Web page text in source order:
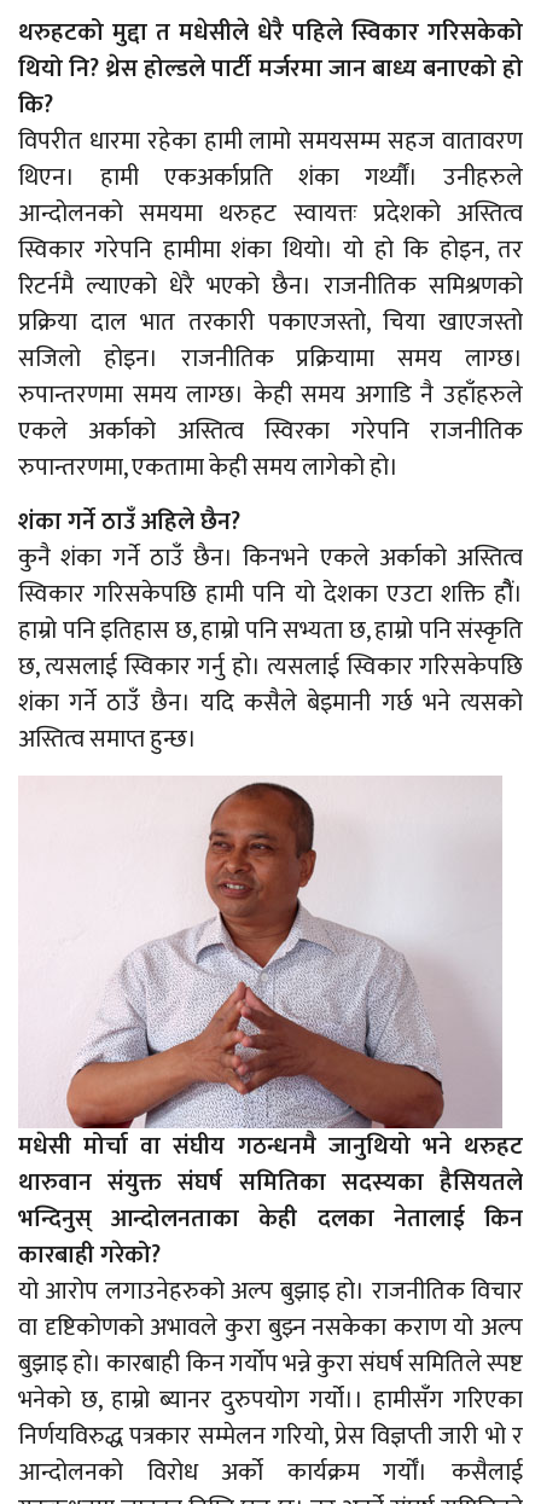
थरुहटको मुद्दा त मधेसीले धेरै पहिले स्विकार गरिसकेको
थियो नि? थ्रेस होल्डले पार्टी मर्जरमा जान बाध्य बनाएको हो
कि?
विपरीत धारमा रहेका हामी लामो समयसम्म सहज वातावरण
थिएन। हामी एकअर्काप्रति शंका गर्थ्यौं। उनीहरुले
आन्दोलनको समयमा थरुहट स्वायत्तः प्रदेशको अस्तित्व
स्विकार गरेपनि हामीमा शंका थियो। यो हो कि होइन, तर
रिटर्नमै ल्याएको धेरै भएको छैन। राजनीतिक समिश्रणको
प्रक्रिया दाल भात तरकारी पकाएजस्तो, चिया खाएजस्तो
सजिलो होइन। राजनीतिक प्रक्रियामा समय लाग्छ।
रुपान्तरणमा समय लाग्छ। केही समय अगाडि नै उहाँहरुले
एकले अर्काको अस्तित्व स्विरका गरेपनि राजनीतिक
रुपान्तरणमा, एकतामा केही समय लागेको हो।
शंका गर्ने ठाउँ अहिले छैन?
कुनै शंका गर्ने ठाउँ छैन। किनभने एकले अर्काको अस्तित्व
स्विकार गरिसकेपछि हामी पनि यो देशका एउटा शक्ति हौैं।
हाम्रो पनि इतिहास छ, हाम्रो पनि सभ्यता छ, हाम्रो पनि संस्कृति
छ, त्यसलाई स्विकार गर्नु हो। त्यसलाई स्विकार गरिसकेपछि
शंका गर्ने ठाउँ छैन। यदि कसैले बेइमानी गर्छ भने त्यसको
अस्तित्व समाप्त हुन्छ।
मधेसी मोर्चा वा संघीय गठन्धनमै जानुथियो भने थरुहट
थारुवान संयुक्त संघर्ष समितिका सदस्यका हैसियतले
भन्दिनुस् आन्दोलनताका केही दलका नेतालाई किन
कारबाही गरेको?
यो आरोप लगाउनेहरुको अल्प बुझाइ हो। राजनीतिक विचार
वा दृष्टिकोणको अभावले कुरा बुझ्न नसकेका कराण यो अल्प
बुझाइ हो। कारबाही किन गर्योप भन्ने कुरा संघर्ष समितिले स्पष्ट
भनेको छ, हाम्रो ब्यानर दुरुपयोग गर्यो।। हामीसँग गरिएका
निर्णयविरुद्ध पत्रकार सम्मेलन गरियो, प्रेस विज्ञप्ती जारी भो र
आन्दोलनको विरोध अर्को कार्यक्रम गर्योँ। कसैलाई